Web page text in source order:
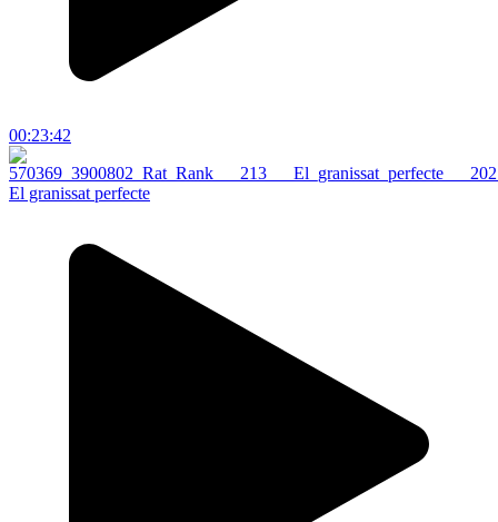
00:23:42
El granissat perfecte